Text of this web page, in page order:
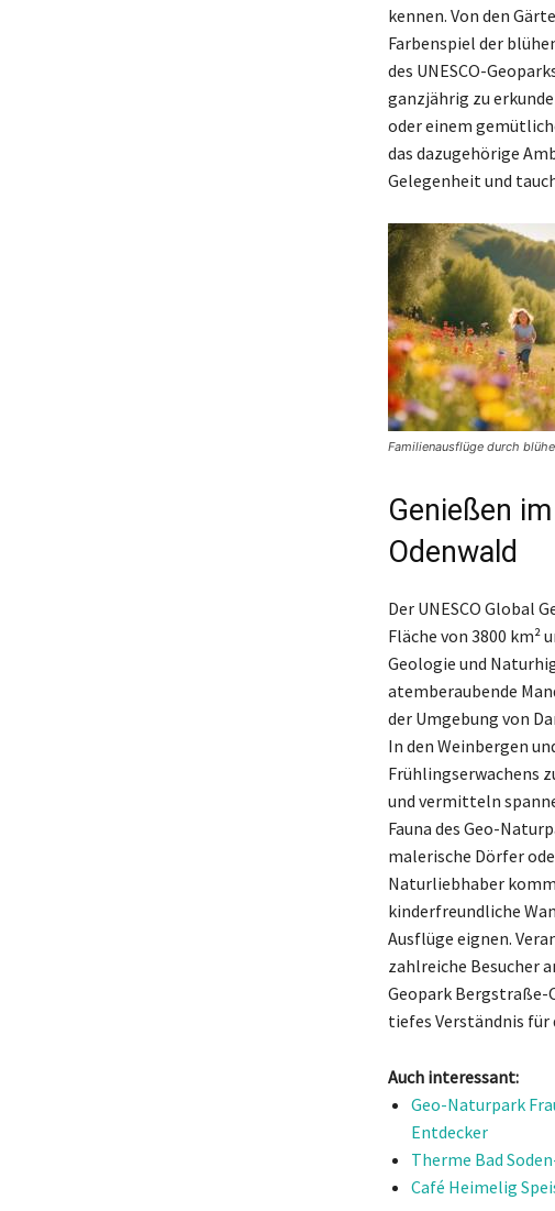
kennen. Von den
Farbenspiel der
des UNESCO-
ganzjährig zu
oder einem
das dazugehörige
Gelegenheit und
Familienausflüge durch
Genießen
Odenwald
Der UNESCO Global
Fläche von 3800
Geologie und
atemberaubende
der Umgebung von
In den Weinbergen
Frühlingserwachens
und vermitteln
Fauna des Geo-
malerische Dörfer
Naturliebhaber
kinderfreundliche
Ausflüge eignen.
zahlreiche Besucher
Geopark Bergstraße-
tiefes Verständnis für
Auch interessant:
Geo-Naturpark
Entdecker
Therme Bad
Café Heimelig